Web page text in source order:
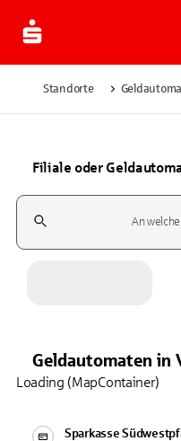
Standorte
Filiale oder
Suchfeld
Geldautomaten in
Sparkasse
Loading (MapContainer)